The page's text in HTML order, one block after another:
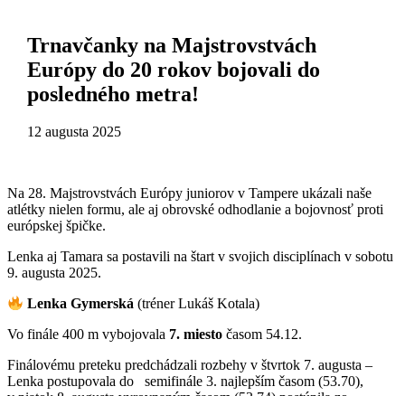
Trnavčanky na Majstrovstvách
Európy do 20 rokov bojovali do
posledného metra!
12 augusta 2025
Na 28. Majstrovstvách Európy juniorov v Tampere ukázali naše
atlétky nielen formu, ale aj obrovské odhodlanie a bojovnosť proti
európskej špičke.
Lenka aj Tamara sa postavili na štart v svojich disciplínach v sobotu
9. augusta 2025.
Lenka Gymerská (tréner Lukáš Kotala)
Vo finále 400 m vybojovala 7. miesto časom 54.12.
Finálovému preteku predchádzali rozbehy v štvrtok 7. augusta –
Lenka postupovala do semifinále 3. najlepším časom (53.70),